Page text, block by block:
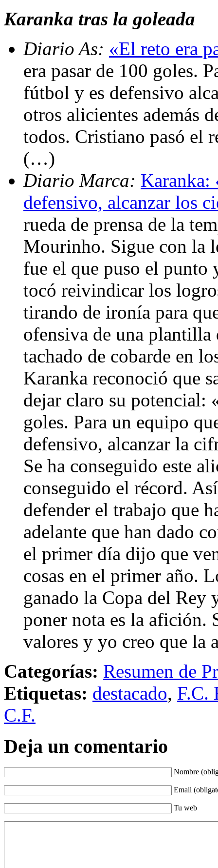
Karanka tras la goleada
Diario As: «El reto era
era pasar de 100 goles.
fútbol y es defensivo
otros alicientes además
todos. Cristiano pasó el
(…)
Diario Marca: Karanka:
defensivo, alcanzar los
rueda de prensa de la
Mourinho. Sigue con la
fue el que puso el punto
tocó reivindicar los
tirando de ironía para
ofensiva de una plantilla
tachado de cobarde en
Karanka reconoció que
dejar claro su potencial:
goles. Para un equipo
defensivo, alcanzar la
Se ha conseguido este
conseguido el récord.
defender el trabajo que
adelante que han dado
el primer día dijo que
cosas en el primer año.
ganado la Copa del Rey
poner nota es la afición.
valores y yo creo que
Categorías: Resumen de
Etiquetas: destacado, F.C.
C.F.
Deja un comentario
Nombre
Email
Tu web